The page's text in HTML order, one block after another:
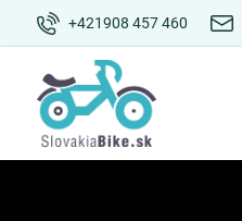
+421908 457 460